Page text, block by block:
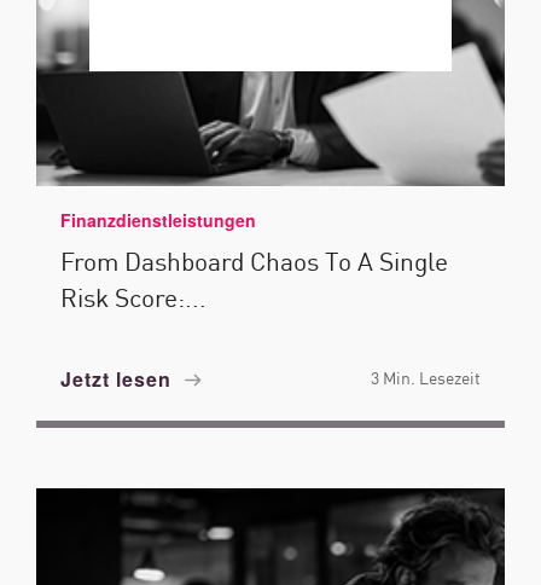
Finanzdienstleistungen
From Dashboard Chaos To A Single
Risk Score:...
Jetzt lesen 3 Min. Lesezeit